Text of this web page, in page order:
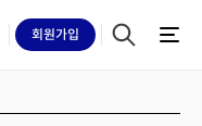
회원가입